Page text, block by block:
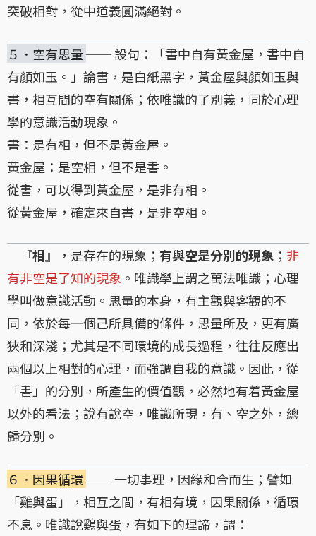
突破相對，從中道義圓滿絕對。
５．空有思量── 設句：「書中自有黃金屋，書中自
有顏如玉。」論書，是白紙黑字，黃金屋與顏如玉與
書，相互間的空有關係；依唯識的了別義，同於心理
學的意識活動現象。
書：是有相，但不是黃金屋。
黃金屋：是空相，但不是書。
從書，可以得到黃金屋，是非有相。
從黃金屋，確定來自書，是非空相。
『相』，是存在的現象； 有與空是分別的現象 ； 非
有非空是了知的現象 。唯識學上謂之萬法唯識；心理
學叫做意識活動。思量的本身，有主觀與客觀的不
同，依於每一個己所具備的條件，思量所及，更有廣
狹和深淺；尤其是不同環境的成長過程，往往反應出
兩個以上相對的心理，而強調自我的意識。因此，從
「書」的分別，所產生的價值觀，必然地有着黃金屋
以外的看法；說有說空，唯識所現，有、空之外，總
歸分別。
６．因果循環── 一切事理，因緣和合而生；譬如
「雞與蛋」，相互之間，有相有境，因果關係，循環
不息。唯識說鷄與蛋，有如下的理諦，謂：